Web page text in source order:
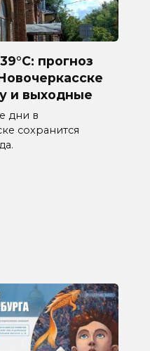
прогноз
и выходные
дни в
сохранится